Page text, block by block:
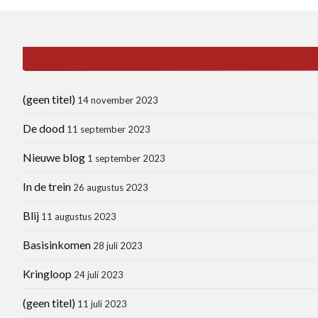
(geen titel) 14 november 2023
De dood 11 september 2023
Nieuwe blog 1 september 2023
In de trein 26 augustus 2023
Blij 11 augustus 2023
Basisinkomen 28 juli 2023
Kringloop 24 juli 2023
(geen titel) 11 juli 2023